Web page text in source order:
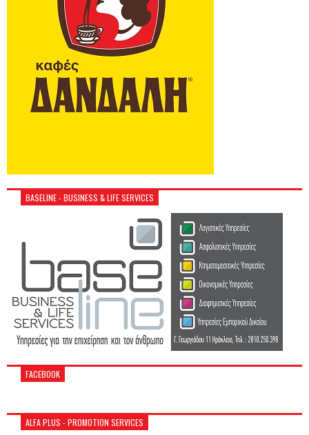
BASELINE - BUSINESS & LIFE SERVICES
FACEBOOK
ALFA PLUS - PROMOTION SERVICES